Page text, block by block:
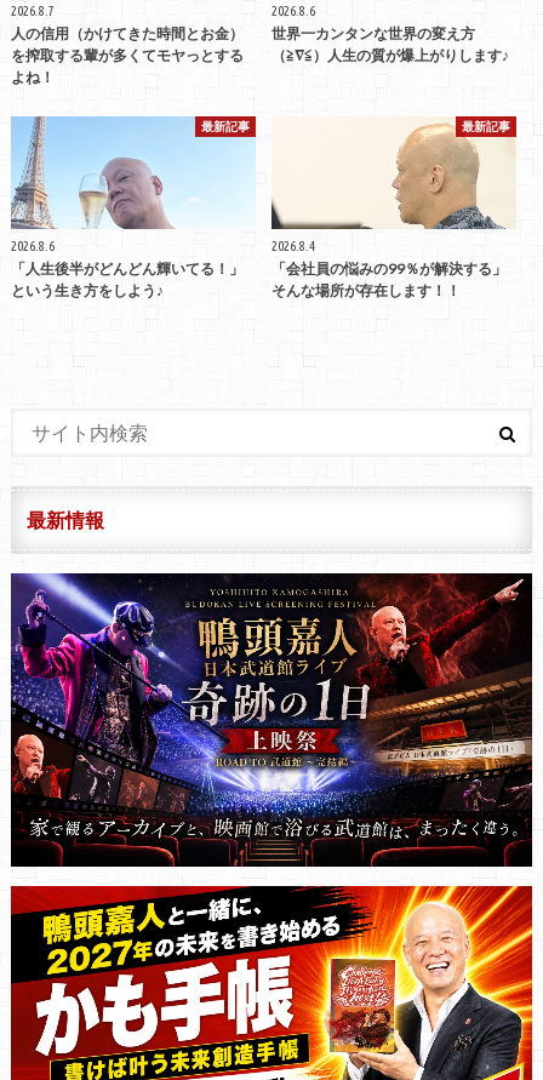
2026.8.7
人の信用（かけてきた時間とお金）
を搾取する輩が多くてモヤっとする
よね！
2026.8.6
世界一カンタンな世界の変え方
（≧∇≦）人生の質が爆上がりします♪
最新記事
2026.8.6
「人生後半がどんどん輝いてる！」
という生き方をしよう♪
最新記事
2026.8.4
「会社員の悩みの99％が解決する」
そんな場所が存在します！！
最新情報